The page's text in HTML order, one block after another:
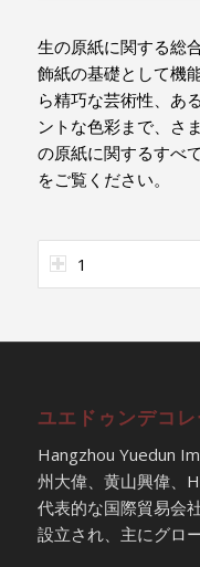
生の原紙に関する総
飾紙の基礎として機
ら精巧な芸術性、あ
ントな色彩まで、さ
の原紙に関するすべ
をご覧ください。
1
ユエドゥンデコ
Hangzhou Yuedun
州大偉、黄山興偉、
代表的な国際貿易会
設立され、主にグロ